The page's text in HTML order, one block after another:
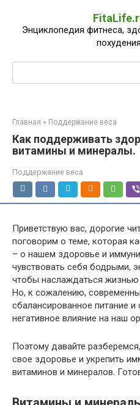
контентуЭнциклопедия фитнеса,
похудения
Главная » Поддержание веса
Как поддерживать
витамины и минералы.
Поддержание веса
Приветствую вас, дорогие
поговорим о теме, которая
– о нашем здоровье и
чувствовать себя бодрыми,
чтобы наслаждаться жизнью
Но, к сожалению,
сбалансированное питание
негативное влияние на наш
Поэтому давайте
свое здоровье и укрепить
витаминов и минералов.